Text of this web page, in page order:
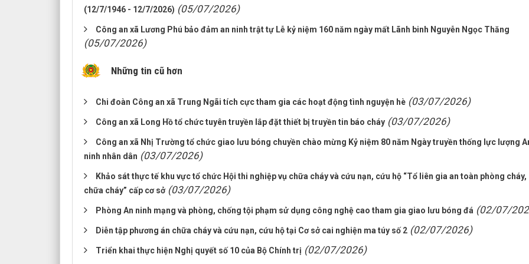
(12/7/1946 - 12/7/2026) (05/07/2026)
Công an xã Lương Phú bảo đảm an ninh trật tự Lễ kỷ niệm 160 năm ngày mất Lãnh binh Nguyễn Ngọc Thăng
(05/07/2026)
Những tin cũ hơn
Chi đoàn Công an xã Trung Ngãi tích cực tham gia các hoạt động tình nguyện hè (03/07/2026)
Công an xã Long Hồ tổ chức tuyên truyền lắp đặt thiết bị truyền tin báo cháy (03/07/2026)
Công an xã Nhị Trường tổ chức giao lưu bóng chuyền chào mừng Kỷ niệm 80 năm Ngày truyền thống lực lượng
ninh nhân dân (03/07/2026)
Khảo sát thực tế khu vực tổ chức Hội thi nghiệp vụ chữa cháy và cứu nạn, cứu hộ “Tổ liên gia an toàn phòng cháy,
chữa cháy” cấp cơ sở (03/07/2026)
Phòng An ninh mạng và phòng, chống tội phạm sử dụng công nghệ cao tham gia giao lưu bóng đá (02/07/
Diễn tập phương án chữa cháy và cứu nạn, cứu hộ tại Cơ sở cai nghiện ma túy số 2 (02/07/2026)
Triển khai thực hiện Nghị quyết số 10 của Bộ Chính trị (02/07/2026)